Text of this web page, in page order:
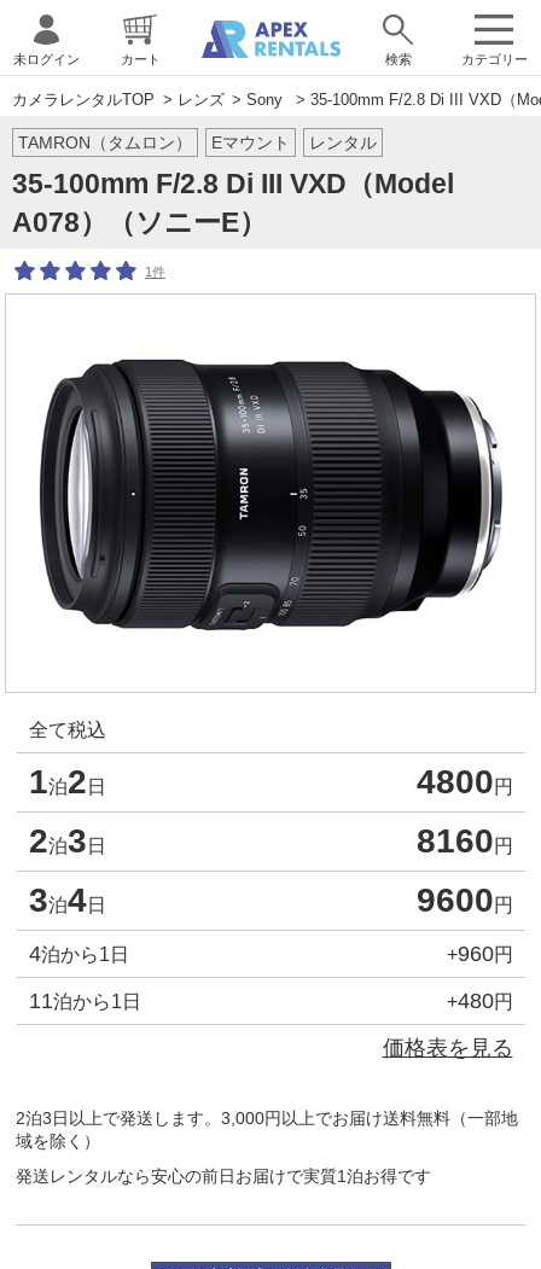
カテゴリー
未ログイン カート 検索
カメラレンタルTOP > レンズ > Sony > 35-100mm F/2.8 Di III VXD（
TAMRON（タムロン）
35-100mm F/2.8 Di III VXD（Model
A078）（ソニーE）
Eマウント レンタル
1件
全て税込
1泊2 日 4800円
2泊3 日 8160円
3泊4日 9600円
4泊から1日 +960円
11泊から1日 +480円
価格表を見る
2泊3日以上で発送します。3,000円以上でお届け送料無料（一部地
域を除く）
発送レンタルなら安心の前日お届けで実質1泊お得です